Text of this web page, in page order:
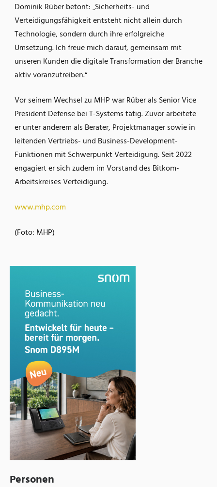
Personen
Dominik Rüber betont: „Sicherheits- und
Verteidigungsfähigkeit entsteht nicht allein durch
Technologie, sondern durch ihre erfolgreiche
Umsetzung. Ich freue mich darauf, gemeinsam mit
unseren Kunden die digitale Transformation der Branche
aktiv voranzutreiben.“
Vor seinem Wechsel zu MHP war Rüber als Senior Vice
President Defense bei T-Systems tätig. Zuvor arbeitete
er unter anderem als Berater, Projektmanager sowie in
leitenden Vertriebs- und Business-Development-
Funktionen mit Schwerpunkt Verteidigung. Seit 2022
engagiert er sich zudem im Vorstand des Bitkom-
Arbeitskreises Verteidigung.
www.mhp.com
(Foto: MHP)